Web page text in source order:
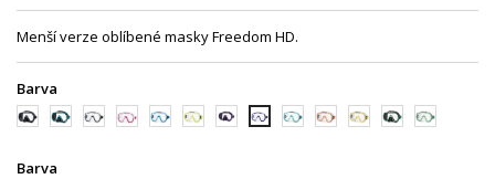
Menší verze oblíbené masky Freedom HD.
Barva
černá/černá/zelená
trans/trans/růžová
trans/modrá
trans/černá/fialová
trans/tmavě
trans/zelená
trans/oranžová
trans/zlatá
černá/světle
trans/světle
Barva